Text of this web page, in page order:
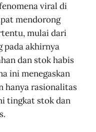
viral di
mendorong
mulai dari
pada akhirnya
dan stok habis
ini menegaskan
hanya rasionalitas
tingkat stok dan